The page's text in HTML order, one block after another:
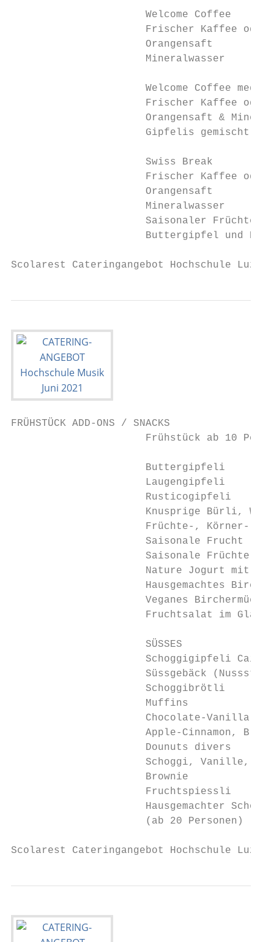
Welcome Coffee
Frischer Kaffee oder
                      Orangensaft
                      Mineralwasser
Welcome Coffee
Frischer Kaffee oder
Orangensaft &
                      Gipfelis gemischt
Swiss Break
Frischer Kaffee oder
                      Orangensaft
                      Mineralwasser
Saisonaler
Buttergipfel und
Scolarest Cateringangebot Hochschule
FRÜHSTÜCK ADD-ONS / SNACKS
Frühstück ab 10
Buttergipfeli
Laugengipfeli
Rusticogipfeli
Knusprige Bürli,
Früchte-, Körner-,
Saisonale Frucht
Saisonale Früchte
Nature Jogurt mit
Hausgemachtes
Veganes
Fruchtsalat im Glas
                      SÜSSES
Schoggigipfeli
Süssgebäck
Schoggibrötli
Muffins
Chocolate-Vanilla,
Apple-Cinnamon,
Dounuts divers
Schoggi, Vanille,
Brownie
Fruchtspiessli
Hausgemachter
                      (ab 20 Personen)
Scolarest Cateringangebot Hochschule